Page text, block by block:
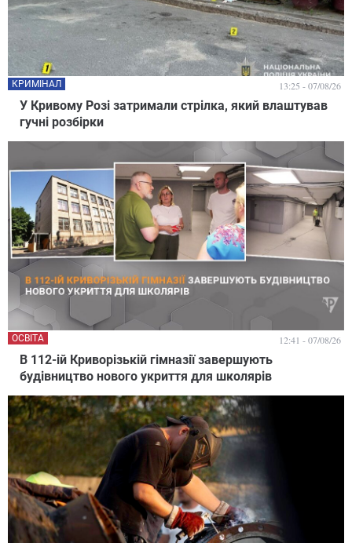
У Кривому Розі затримали стрілка, який влаштував
гучні розбірки
КРИМІНАЛ 13:25 - 07/08/26
В 112-ій Криворізькій гімназії завершують
будівництво нового укриття для школярів
ОСВІТА 12:41 - 07/08/26